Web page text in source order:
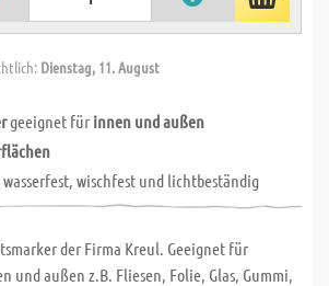
Dienstag, 11. August
geeignet für innen und außen
wischfest und lichtbeständig
der Firma Kreul. Geeignet für
und außen z.B. Fliesen, Folie, Glas, Gummi,